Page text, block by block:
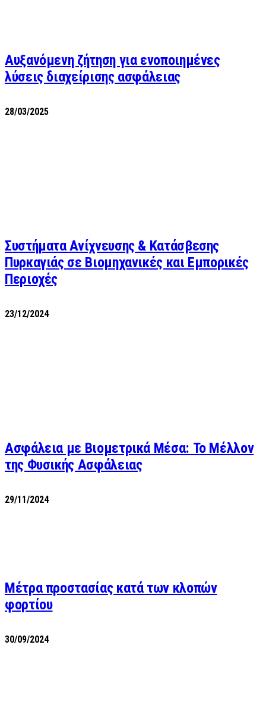
Αυξανόμενη ζήτηση για ενοποιημένες
λύσεις διαχείρισης ασφάλειας
28/03/2025
Συστήματα Ανίχνευσης & Κατάσβεσης
Πυρκαγιάς σε Βιομηχανικές και Εμπορικές
Περιοχές
23/12/2024
Ασφάλεια με Βιομετρικά Μέσα: Το Μέλλον
της Φυσικής Ασφάλειας
29/11/2024
Μέτρα προστασίας κατά των κλοπών
φορτίου
30/09/2024